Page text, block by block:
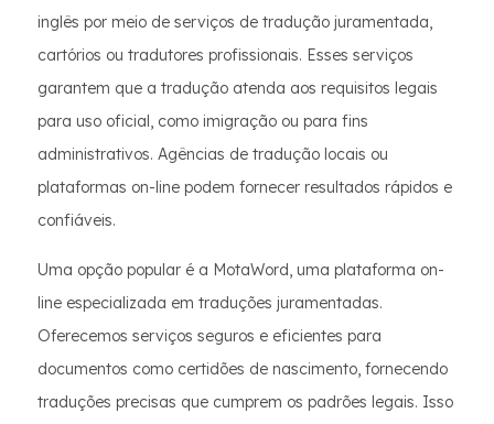
inglês por meio de serviços de tradução juramentada,
cartórios ou tradutores profissionais. Esses serviços
garantem que a tradução atenda aos requisitos legais
para uso oficial, como imigração ou para fins
administrativos. Agências de tradução locais ou
plataformas on-line podem fornecer resultados rápidos e
confiáveis.
Uma opção popular é a MotaWord, uma plataforma on-
line especializada em traduções juramentadas.
Oferecemos serviços seguros e eficientes para
documentos como certidões de nascimento, fornecendo
traduções precisas que cumprem os padrões legais. Isso